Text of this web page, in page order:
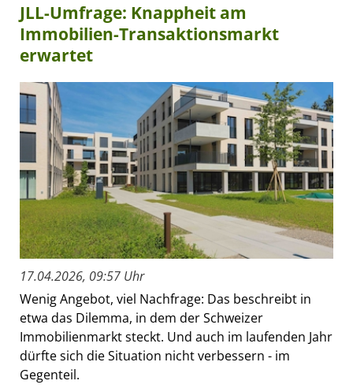
JLL-Umfrage: Knappheit am
Immobilien-Transaktionsmarkt
erwartet
17.04.2026, 09:57 Uhr
Wenig Angebot, viel Nachfrage: Das beschreibt in
etwa das Dilemma, in dem der Schweizer
Immobilienmarkt steckt. Und auch im laufenden Jahr
dürfte sich die Situation nicht verbessern - im
Gegenteil.